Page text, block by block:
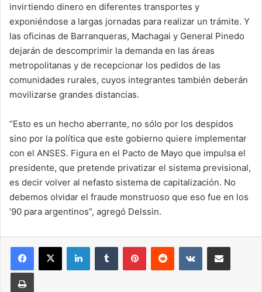
invirtiendo dinero en diferentes transportes y
exponiéndose a largas jornadas para realizar un trámite. Y
las oficinas de Barranqueras, Machagai y General Pinedo
dejarán de descomprimir la demanda en las áreas
metropolitanas y de recepcionar los pedidos de las
comunidades rurales, cuyos integrantes también deberán
movilizarse grandes distancias.
“Esto es un hecho aberrante, no sólo por los despidos
sino por la política que este gobierno quiere implementar
con el ANSES. Figura en el Pacto de Mayo que impulsa el
presidente, que pretende privatizar el sistema previsional,
es decir volver al nefasto sistema de capitalización. No
debemos olvidar el fraude monstruoso que eso fue en los
’90 para argentinos”, agregó Delssin.